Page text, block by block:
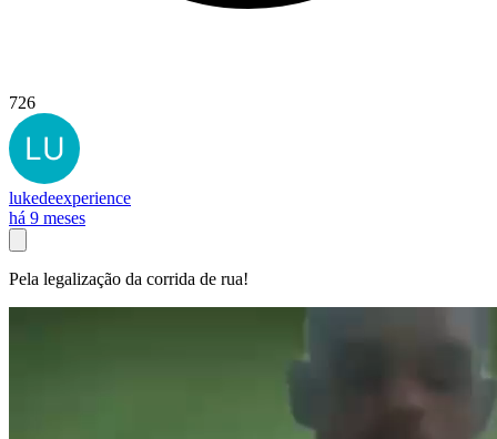
726
lukedeexperience
há 9 meses
Pela legalização da corrida de rua!